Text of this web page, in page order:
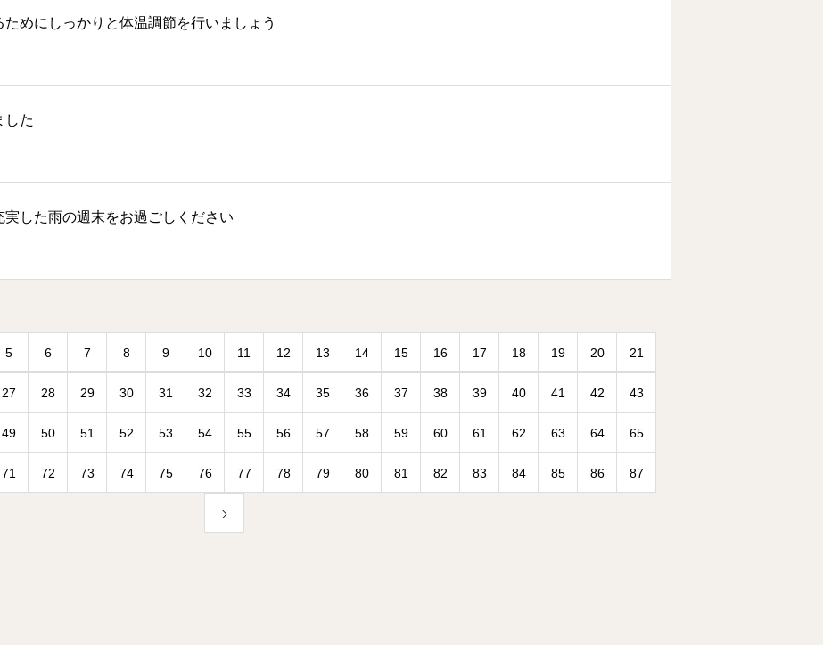
めにしっかりと体温調節を行いましょう
した
した雨の週末をお過ごしください
5 6 7 8 9 10 11 12 13 14 15 16 17 18 19 20 21
27 28 29 30 31 32 33 34 35 36 37 38 39 40 41 42 43
49 50 51 52 53 54 55 56 57 58 59 60 61 62 63 64 65
71 72 73 74 75 76 77 78 79 80 81 82 83 84 85 86 87